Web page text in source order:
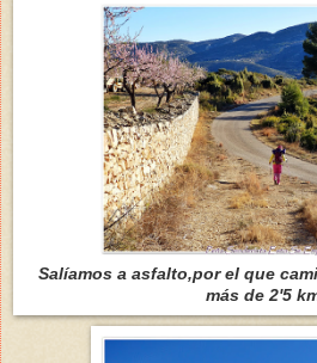
Salíamos a asfalto,por el que
más de 2'5